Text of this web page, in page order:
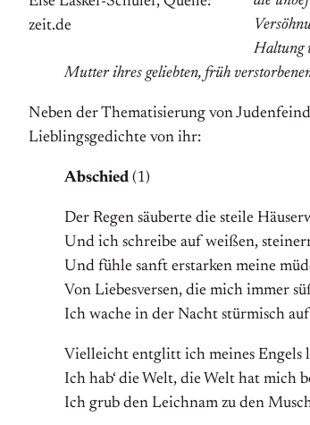
zeit.de
Haltung
Mutter ihres geliebten, früh
Neben der Thematisierung von
Lieblingsgedichte von ihr:
Abschied (1)
Der Regen säuberte die steile
Und ich schreibe auf weißen,
Und fühle sanft erstarken meine
Von Liebesversen, die mich immer
Ich wache in der Nacht stürmisch
Vielleicht entglitt ich meines Engels
Ich hab‘ die Welt, die Welt hat mich
Ich grub den Leichnam zu den